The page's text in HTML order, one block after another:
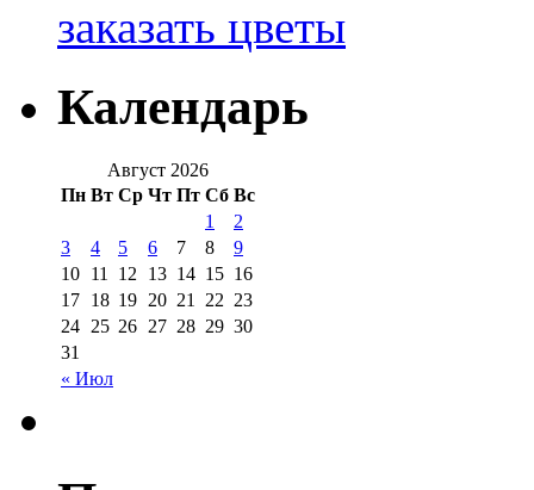
заказать цветы
Календарь
Август 2026
Пн Вт Ср Чт Пт Сб Вс
« Июл
1
2
3
4 5 6 7 8
9
10 11 12 13 14 15 16
17 18 19 20 21 22 23
24 25 26 27 28 29 30
31